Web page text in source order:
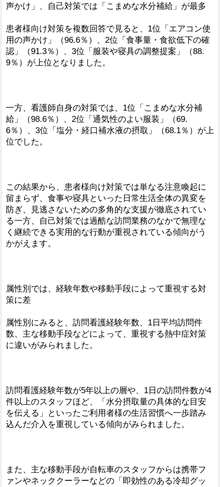
声かけ」、自己対策では「こまめな水分補給」が最多
患者様向け対策を複数回答で見ると、1位「エアコン使
用の声かけ」（96.6％）、2位「食事量・食欲低下の確
認」（91.3％）、3位「服装や寝具の調整提案」（88.
9％）が上位となりました。
一方、看護師自身の対策では、1位「こまめな水分補
給」（98.6％）、2位「通気性のよい服装」（69.
6％）、3位「塩分・経口補水液の摂取」（68.1％）が上
位でした。
この結果から、患者様向け対策では単なる注意喚起に
留まらず、食事や寝具といった日常生活全体の異変を
防ぎ、見逃さないための多角的な支援が徹底されてい
る一方、自己対策では過酷な訪問業務のなかで無理な
く継続できる実用的な行動が重視されている傾向がう
かがえます。
属性別では、経験年数や移動手段によって重視する対
策に差
属性別にみると、訪問看護経験年数、1日平均訪問件
数、主な移動手段などによって、重視する熱中症対策
に違いがみられました。
訪問看護経験年数が5年以上の層や、1日の訪問件数が4
件以上のスタッフほど、「水分摂取量の具体的な目安
を伝える」といったご利用者様の生活習慣へ一歩踏み
込んだ介入を重視している傾向がみられました。
また、主な移動手段が自転車のスタッフからは携帯フ
ァンやネッククーラーなどの「即効性のある冷却グッ